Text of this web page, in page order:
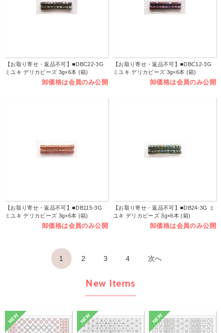
【お取り寄せ・返品不可】■DBC22-3G
ミユキ デリカビーズ 3g×6本 (箱)
卸価格は会員のみ公開
【お取り寄せ・返品不可】■DBC12-3G
ミユキ デリカビーズ 3g×6本 (箱)
卸価格は会員のみ公開
【お取り寄せ・返品不可】■DB115-3G
ミユキ デリカビーズ 3g×6本 (箱)
卸価格は会員のみ公開
【お取り寄せ・返品不可】■DB24-3G ミ
ユキ デリカビーズ 3g×6本 (箱)
卸価格は会員のみ公開
1 2 3 4 次へ
New Items
NEW NEW NEW